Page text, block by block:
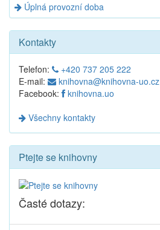
Úplná provozní doba
Kontakty
Telefon:
+420 737 205 222
E-mail:
knihovna@knihovna-uo.cz
Facebook: knihovna.uo
Všechny kontakty
Ptejte se knihovny
Časté dotazy: